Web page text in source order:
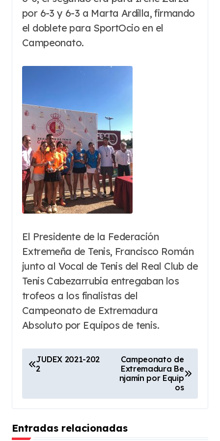
por 6-3 y 6-3 a Marta Ardilla, firmando
el doblete para SportOcio en el
Campeonato.
El Presidente de la Federación
Extremeña de Tenis, Francisco Román
junto al Vocal de Tenis del Real Club de
Tenis Cabezarrubia entregaban los
trofeos a los finalistas del
Campeonato de Extremadura
Absoluto por Equipos de tenis.
e
g
a
JUDEX 2021-202
2
Campeonato de
Extremadura Be
njamín por Equip
os
Entradas relacionadas